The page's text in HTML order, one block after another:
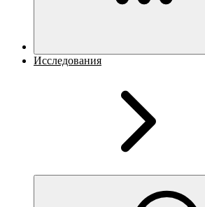
Исследования